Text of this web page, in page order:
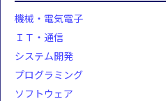
機械・電気電子
ＩＴ・通信
システム開発
プログラミング
ソフトウェア